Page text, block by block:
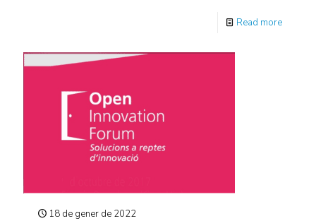
Read more
18 de gener de 2022